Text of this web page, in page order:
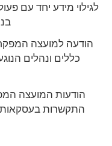
לגילוי מידע יחד עם
הודעה למועצה
כללים ונהלים
הודעות המועצה
התקשרות בעסקאות